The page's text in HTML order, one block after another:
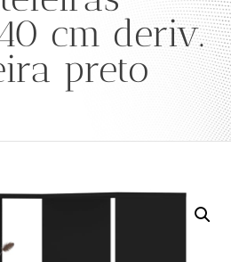
cm deriv.
preto